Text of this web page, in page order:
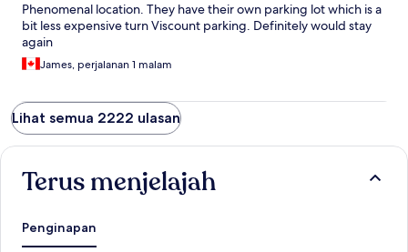
Phenomenal location. They have their own parking lot which is a
bit less expensive turn Viscount parking. Definitely would stay
again
James, perjalanan 1 malam
Lihat semua 2222 ulasan
Terus menjelajah
Penginapan